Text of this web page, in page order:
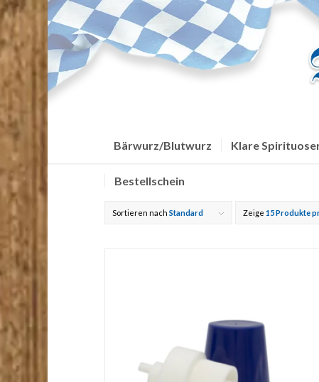
Bärwurz/Blutwurz Klare
Bestellschein
Sortieren nachStandard Zeige15 Produkte